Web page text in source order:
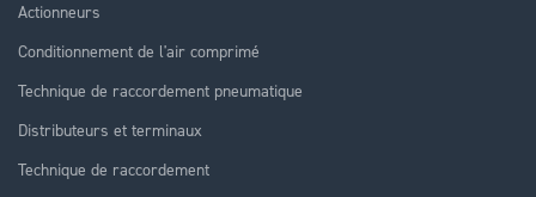
Actionneurs
Conditionnement de l'air comprimé
Technique de raccordement pneumatique
Distributeurs et terminaux
Technique de raccordement